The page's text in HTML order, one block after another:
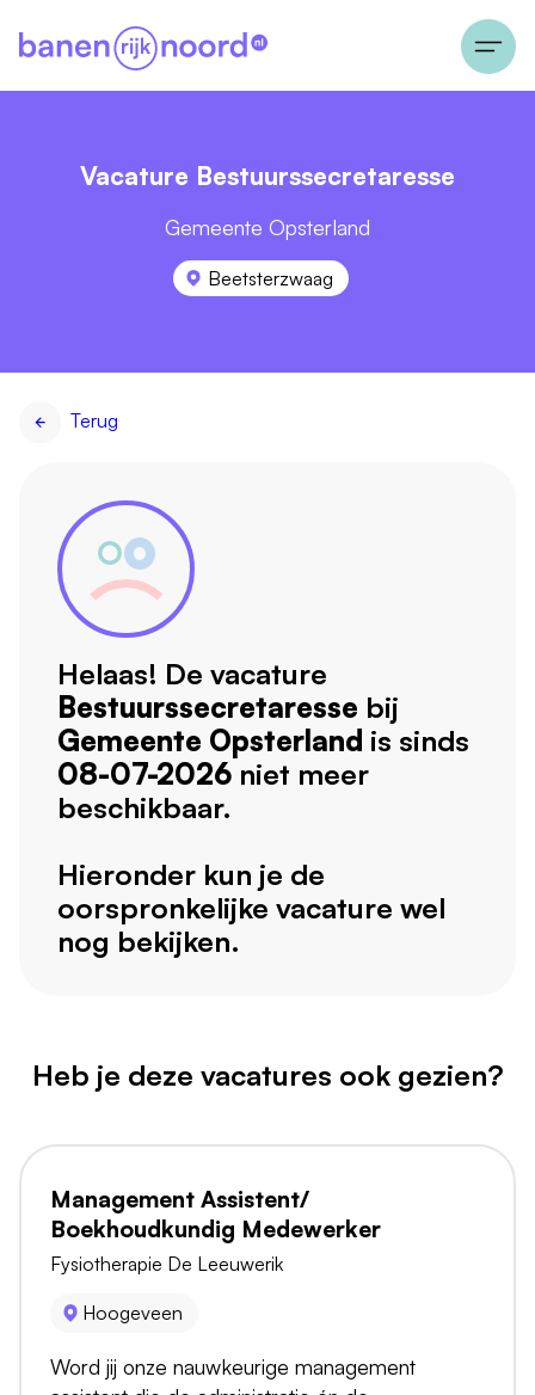
Vacature Bestuurssecretaresse
Gemeente Opsterland
Beetsterzwaag
Terug
Helaas! De vacature
Bestuurssecretaresse bij
Gemeente Opsterland is sinds
08-07-2026 niet meer
beschikbaar.
Hieronder kun je de
oorspronkelijke vacature wel
nog bekijken.
Heb je deze vacatures ook gezien?
Management Assistent/
Boekhoudkundig Medewerker
Fysiotherapie De Leeuwerik
Hoogeveen
Word jij onze nauwkeurige management